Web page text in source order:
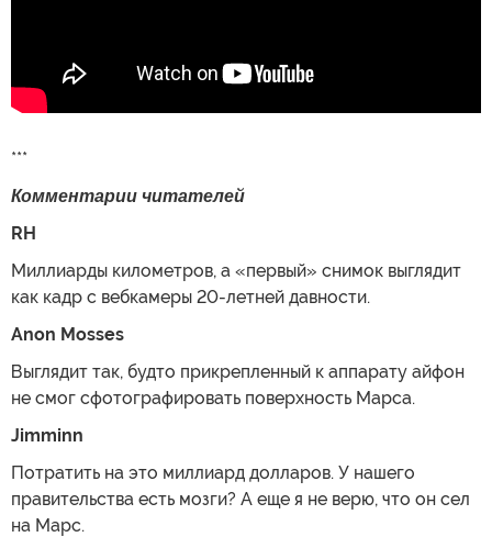
***
Комментарии читателей
RH
Миллиарды километров, а «первый» снимок выглядит
как кадр с вебкамеры 20-летней давности.
Anon Mosses
Выглядит так, будто прикрепленный к аппарату айфон
не смог сфотографировать поверхность Марса.
Jimminn
Потратить на это миллиард долларов. У нашего
правительства есть мозги? А еще я не верю, что он сел
на Марс.